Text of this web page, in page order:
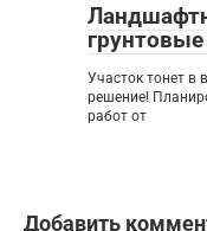
Участок тонет в
решение!
работ от
Добавить